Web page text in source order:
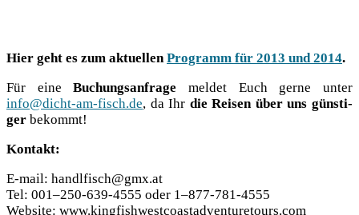
Hier geht es zum aktu­el­len Pro­gramm für 2013 und 2014.
Für eineBuchungs­an­fra­ge mel­det Euch ger­ne unter
info@dicht-am-fisch.de, da Ihr die Rei­sen über uns güns­ti­
ger bekommt!
Kon­takt:
E‑mail: handlfisch@gmx.at
Tel: 001–250-639‑4555 oder 1–877-781‑4555
Web­site: www.kingfishwestcoastadventuretours.com